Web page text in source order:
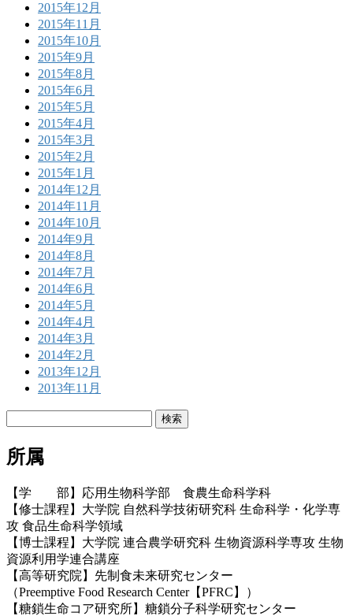
2015年12月
2015年11月
2015年10月
2015年9月
2015年8月
2015年6月
2015年5月
2015年4月
2015年3月
2015年2月
2015年1月
2014年12月
2014年11月
2014年10月
2014年9月
2014年8月
2014年7月
2014年6月
2014年5月
2014年4月
2014年3月
2014年2月
2013年12月
2013年11月
所属
【学 部】応用生物科学部 食農生命科学科
【修士課程】大学院 自然科学技術研究科 生命科学・化学専
攻 食品生命科学領域
【博士課程】大学院 連合農学研究科 生物資源科学専攻 生物
資源利用学連合講座
【高等研究院】先制食未来研究センター
（Preemptive Food Research Center【PFRC】）
【糖鎖生命コア研究所】糖鎖分子科学研究センター